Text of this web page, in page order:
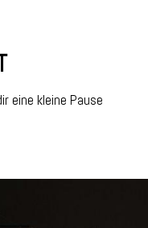
eine kleine Pause